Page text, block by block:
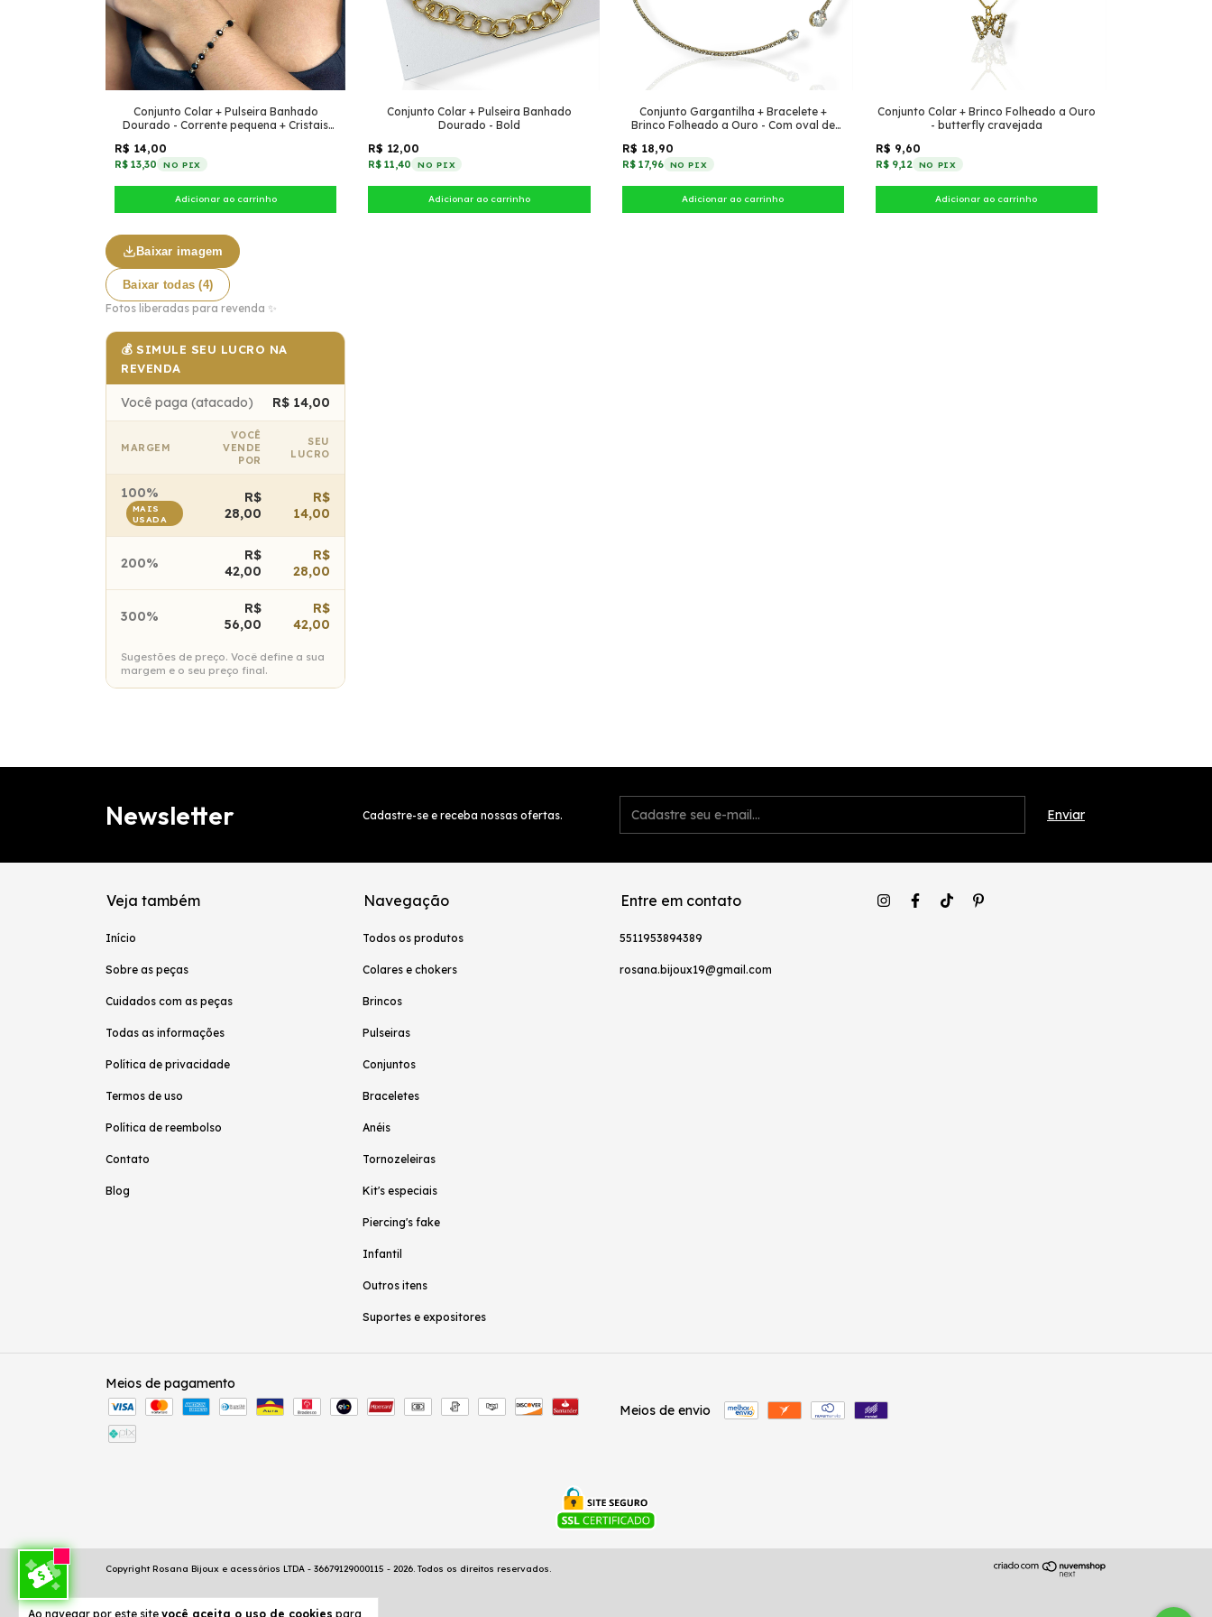
Ao navegar por este site você aceita o uso de cookies para
Conjunto Colar + Pulseira Banhado
Dourado - Corrente pequena + Cristais
R$ 14,00
R$ 13,30 NO PIX
Baixar imagem
Baixar todas (4)
Fotos liberadas para revenda ✨
💰 SIMULE SEU LUCRO NA
REVENDA
Você paga (atacado) R$ 14,00
MARGEM
VOCÊ
VENDE
POR
SEU
LUCRO
100%
MAIS
USADA
R$
28,00
R$
14,00
200%
R$
42,00
R$
28,00
300%
R$
56,00
R$
42,00
Sugestões de preço. Você define a sua
margem e o seu preço final.
Conjunto Colar + Pulseira Banhado
Dourado - Bold
R$ 12,00
R$ 11,40 NO PIX
Conjunto Gargantilha + Bracelete +
Brinco Folheado a Ouro - Com oval de
R$ 18,90
R$ 17,96 NO PIX
Conjunto Colar + Brinco Folheado a Ouro
- butterfly cravejada
R$ 9,60
R$ 9,12 NO PIX
Newsletter Cadastre-se e receba nossas ofertas.
Veja também
Início
Sobre as peças
Cuidados com as peças
Todas as informações
Política de privacidade
Termos de uso
Política de reembolso
Contato
Blog
Navegação
Todos os produtos
Colares e chokers
Brincos
Pulseiras
Conjuntos
Braceletes
Anéis
Tornozeleiras
Kit's especiais
Piercing's fake
Infantil
Outros itens
Suportes e expositores
Entre em contato
5511953894389
rosana.bijoux19@gmail.com
Meios de pagamento
Meios de envio
Copyright Rosana Bijoux e acessórios LTDA - 36679129000115 - 2026. Todos os direitos reservados.